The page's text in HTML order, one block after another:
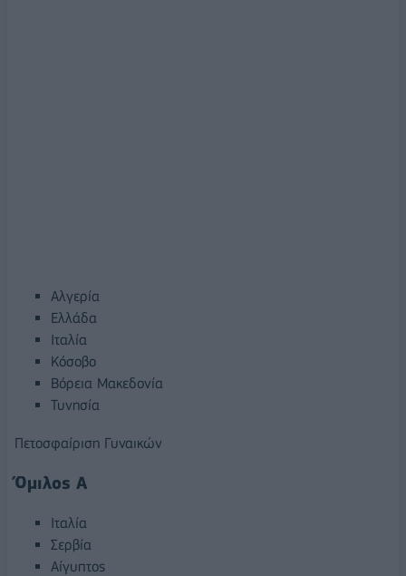
Αλγερία
Ελλάδα
Ιταλία
Κόσοβο
Βόρεια Μακεδονία
Τυνησία
Πετοσφαίριση Γυναικών
Όμιλος Α
Ιταλία
Σερβία
Αίγυπτος